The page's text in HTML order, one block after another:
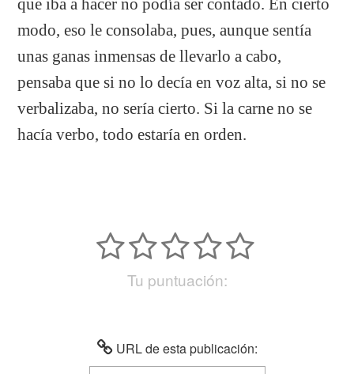
modo, eso le consolaba, pues, aunque sentía
unas ganas inmensas de llevarlo a cabo,
pensaba que si no lo decía en voz alta, si no se
verbalizaba, no sería cierto. Si la carne no se
hacía verbo, todo estaría en orden.
Tu puntuación:
URL de esta publicación: